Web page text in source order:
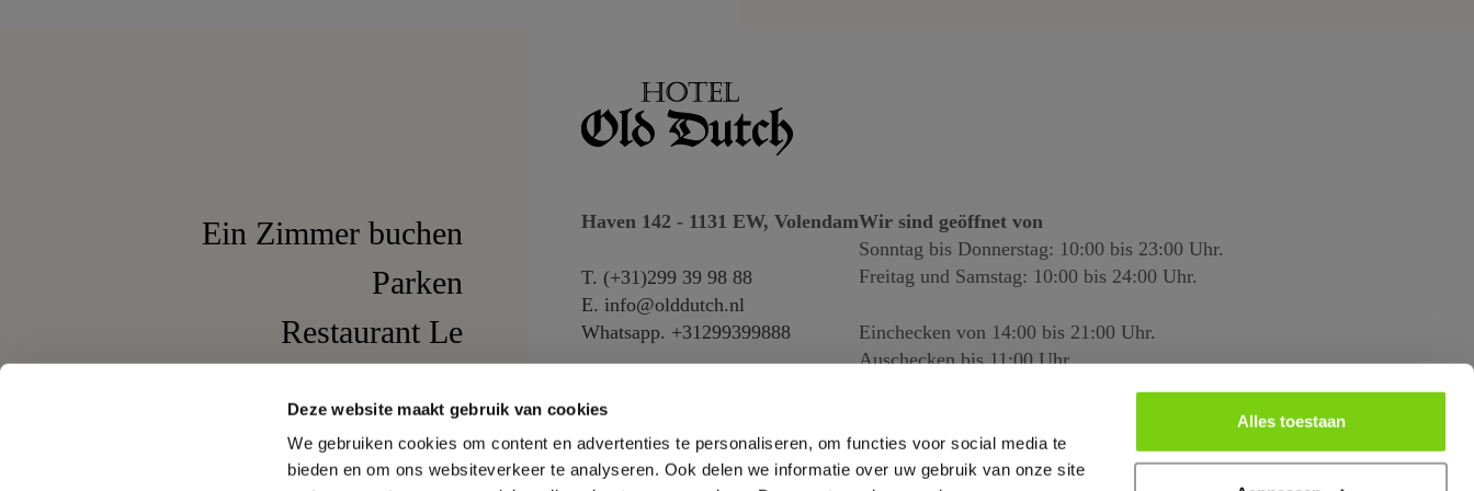
Deze website maakt gebruik van cookies
We gebruiken cookies om content en advertenties te personaliseren, om functies voor social media te
bieden en om ons websiteverkeer te analyseren. Ook delen we informatie over uw gebruik van onze site
Alles toestaan
Ein Zimmer buchen
Parken
Restaurant Le
Wine and Dine
Haven 142 - 1131 EW, Volendam
T. (+31)299 39 98 88
E. info@olddutch.nl
Whatsapp. +31299399888
Wir sind geöffnet von
Sonntag bis Donnerstag: 10:00 bis 23:00 Uhr.
Freitag und Samstag: 10:00 bis 24:00 Uhr.
Einchecken von 14:00 bis 21:00 Uhr.
Auschecken bis 11:00 Uhr.